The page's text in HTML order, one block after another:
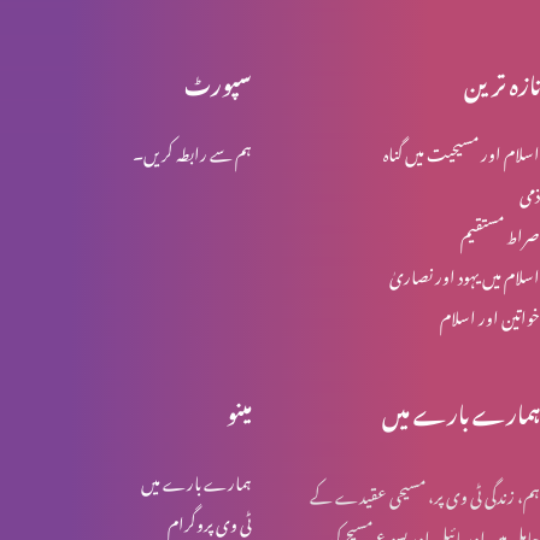
سپورٹ
ہم سے رابطہ کریں۔
تازہ ترین
اسلام اور مسیحیت میں گناہ
ذمی
صراط مستقیم
اسلام میں یہود اور نصاریٰ
خواتین اور اسلام
مینو
ہمارے بارے میں
ٹی وی پروگرام
ہمارے بارے میں
ہم، زندگی ٹی وی پر، مسیحی عقیدے کے